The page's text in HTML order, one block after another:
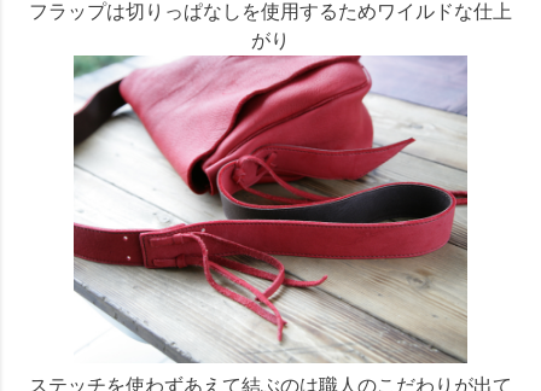
フラップは切りっぱなしを使用するためワイルドな仕上
がり
ステッチを使わずあえて結ぶのは職人のこだわりが出て